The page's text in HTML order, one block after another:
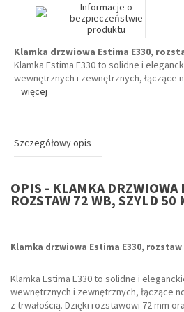
Informacje o
bezpieczeństwie
produktu
Klamka drzwiowa Estima E330,
Klamka Estima E330 to solidne i
wewnętrznych i zewnętrznych, łączące
więcej
Szczegółowy opis
OPIS - KLAMKA DRZWIOWA
ROZSTAW 72 WB, SZYLD 50
Klamka drzwiowa Estima E330, rozstaw
Klamka Estima E330 to solidne i
wewnętrznych i zewnętrznych, łączące
z trwałością. Dzięki rozstawowi 72 mm